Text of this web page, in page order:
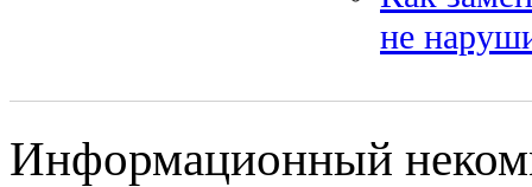
не
Информационный